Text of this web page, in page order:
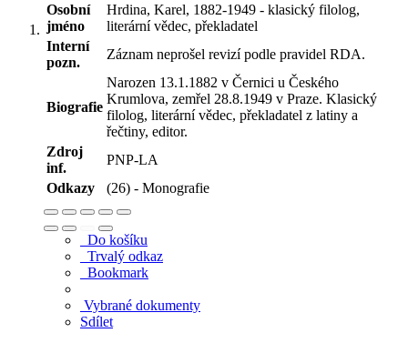
Osobní
jméno
Hrdina, Karel, 1882-1949 - klasický filolog,
literární vědec, překladatel
Interní
pozn.
Záznam neprošel revizí podle pravidel RDA.
Biografie
Narozen 13.1.1882 v Černici u Českého
Krumlova, zemřel 28.8.1949 v Praze. Klasický
filolog, literární vědec, překladatel z latiny a
řečtiny, editor.
Zdroj
inf.
PNP-LA
Odkazy
(26) - Monografie
Do košíku
Trvalý odkaz
Bookmark
Vybrané dokumenty
Sdílet